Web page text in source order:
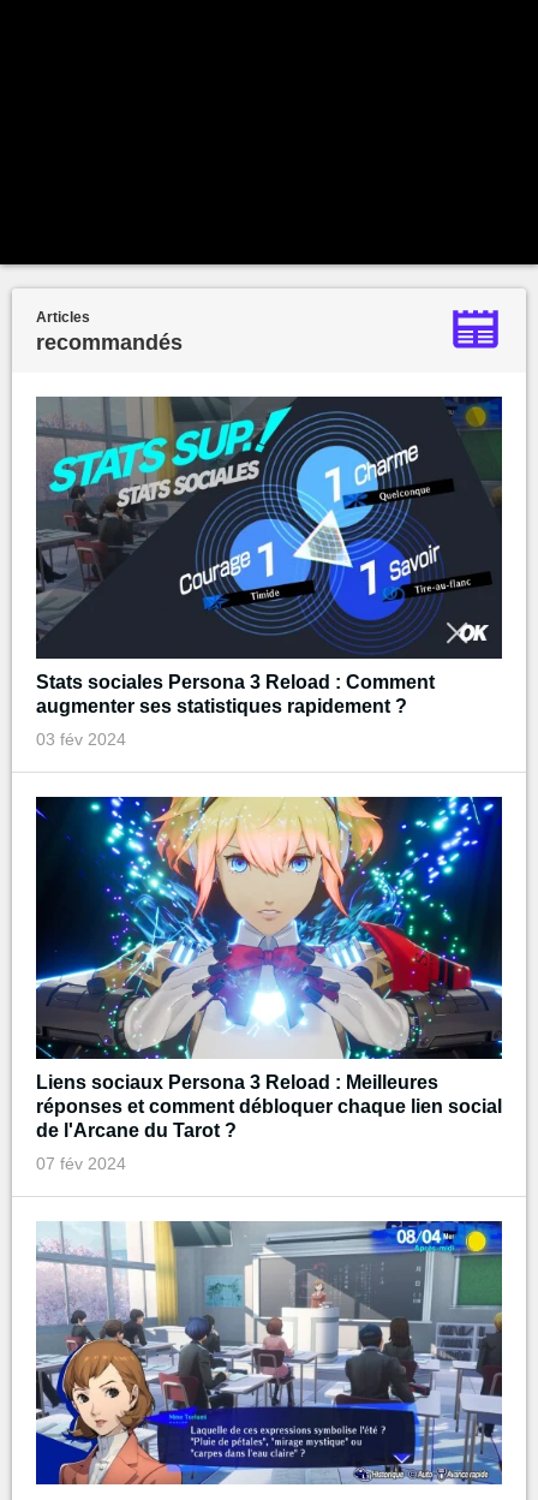
Articles
recommandés
Stats sociales Persona 3 Reload : Comment
augmenter ses statistiques rapidement ?
03 fév 2024
Liens sociaux Persona 3 Reload : Meilleures
réponses et comment débloquer chaque lien social
de l'Arcane du Tarot ?
07 fév 2024